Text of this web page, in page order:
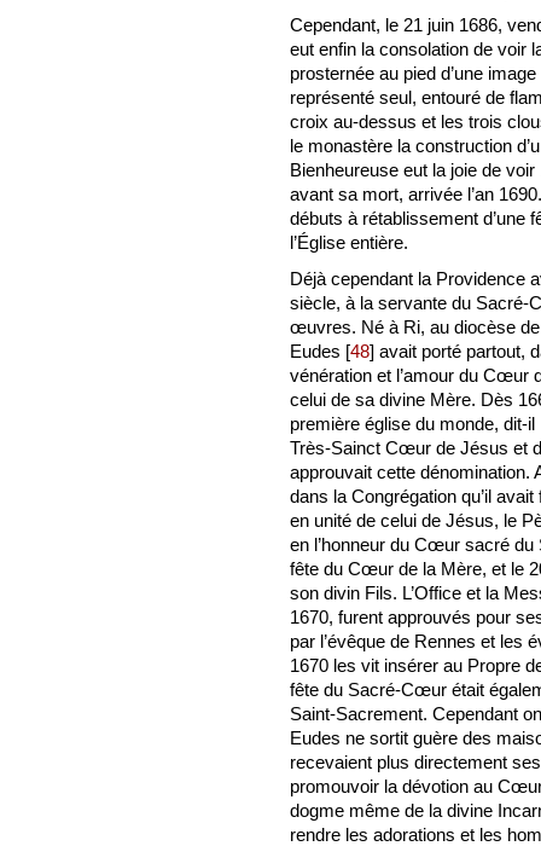
Cependant, le 21 juin 1686,
eut enfin la consolation de voir
prosternée au pied d’une
représenté seul, entouré de
croix au-dessus et les trois
le monastère la construction
Bienheureuse eut la joie de
avant sa mort, arrivée l’an
débuts à rétablissement d’une
l’Église entière.
Déjà cependant la Providence
siècle, à la servante du Sacré-
œuvres. Né à Ri, au diocèse
Eudes [48] avait porté partout,
vénération et l’amour du Cœur
celui de sa divine Mère. Dès
première église du monde, dit-
Très-Sainct Cœur de Jésus et
approuvait cette dénomination.
dans la Congrégation qu’il
en unité de celui de Jésus, le
en l’honneur du Cœur sacré
fête du Cœur de la Mère, et le
son divin Fils. L’Office et la
1670, furent approuvés pour
par l’évêque de Rennes et les
1670 les vit insérer au Propre
fête du Sacré-Cœur était
Saint-Sacrement. Cependant
Eudes ne sortit guère des
recevaient plus directement
promouvoir la dévotion au
dogme même de la divine
rendre les adorations et les